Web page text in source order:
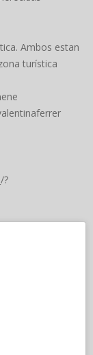
Ambos estan
turística
?